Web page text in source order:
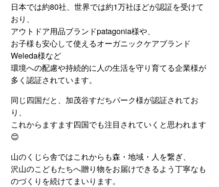
日本では約80社、世界では約1万社ほどが認証を受けて
おり、
アウトドア用品ブランドpatagonia様や、
お子様も安心して使えるオーガニックケアブランド
Weleda様など
環境への配慮や持続的に人の生活を守り育てる企業様が
多く認証されています。
同じ四国だと、加茂谷すだちパーク様が認証されてお
り、
これからますます四国でも注目されていくと思われます
😊
山のくじら舎ではこれからも森・地域・人を繋ぎ、
沢山のこどもたちへ贈り物をお届けできるよう丁寧なも
のづくりを続けてまいります。